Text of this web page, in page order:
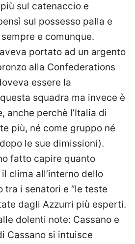
sul catenaccio e
sul possesso palla e
e comunque.
portato ad un argento
alla Confederations
essere la
squadra ma invece è
anche perchè l’Italia di
più, né come gruppo né
le sue dimissioni).
fatto capire quanto
clima all’interno dello
tra i senatori e “le teste
dagli Azzurri più esperti.
dolenti note: Cassano e
Cassano si intuisce